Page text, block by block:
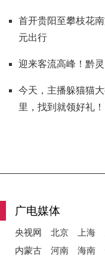
首开贵阳至攀枝花
元出行
迎来客流高峰！黔
今天，主播躲猫猫
里，找到就领好礼！
广电媒体
央视网 北京 上海
内蒙古
河南 海南